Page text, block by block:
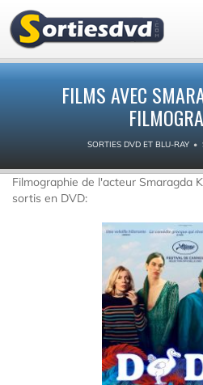
FILMS AVEC
SORTIES DVD ET BLU-RAY
Filmographie de l'acteur Smaragda
sortis en DVD: